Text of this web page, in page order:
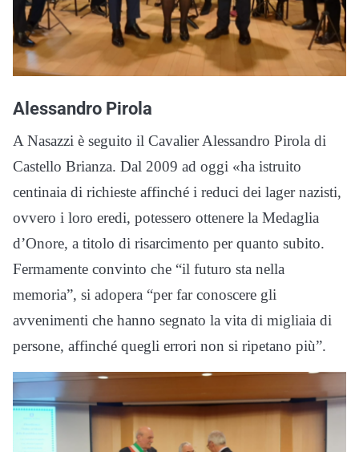
Alessandro Pirola
A Nasazzi è seguito il Cavalier Alessandro Pirola di
Castello Brianza. Dal 2009 ad oggi «ha istruito
centinaia di richieste affinché i reduci dei lager nazisti,
ovvero i loro eredi, potessero ottenere la Medaglia
d’Onore, a titolo di risarcimento per quanto subito.
Fermamente convinto che “il futuro sta nella
memoria”, si adopera “per far conoscere gli
avvenimenti che hanno segnato la vita di migliaia di
persone, affinché quegli errori non si ripetano più”.